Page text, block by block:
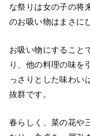
な祭りは女の子の将
のお吸い物はまさに
お吸い物にすること
り、他の料理の味を
っさりとした味わい
抜群です。
春らしく、菜の花や